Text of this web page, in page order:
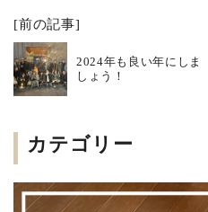
[前の記事]
2024年も良い年にしま
しょう！
カテゴリー